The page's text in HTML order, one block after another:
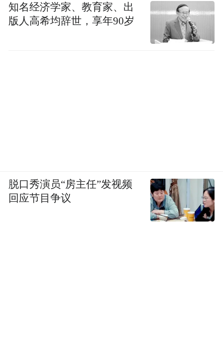
知名经济学家、教育家、出
版人高希均辞世，享年90岁
脱口秀演员“房主任”发视频
回应节目争议